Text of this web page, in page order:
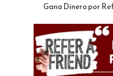
Gana Dinero por